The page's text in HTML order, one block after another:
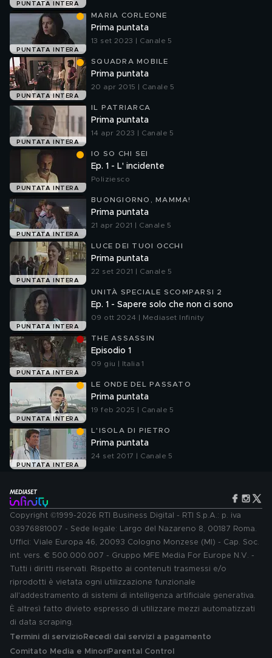
PUNTATA INTERA
PUNTATA INTERA
MARIA CORLEONE
Prima puntata
13 set 2023 | Canale 5
PUNTATA INTERA
SQUADRA MOBILE
Prima puntata
20 apr 2015 | Canale 5
PUNTATA INTERA
IL PATRIARCA
Prima puntata
14 apr 2023 | Canale 5
PUNTATA INTERA
IO SO CHI SEI
Ep. 1 - L' incidente
Poliziesco
PUNTATA INTERA
BUONGIORNO, MAMMA!
Prima puntata
21 apr 2021 | Canale 5
PUNTATA INTERA
LUCE DEI TUOI OCCHI
Prima puntata
22 set 2021 | Canale 5
PUNTATA INTERA
UNITÀ SPECIALE SCOMPARSI 2
Ep. 1 - Sapere solo che non ci sono
09 ott 2024 | Mediaset Infinity
PUNTATA INTERA
THE ASSASSIN
Episodio 1
09 giu | Italia 1
PUNTATA INTERA
LE ONDE DEL PASSATO
Prima puntata
19 feb 2025 | Canale 5
PUNTATA INTERA
L'ISOLA DI PIETRO
Prima puntata
24 set 2017 | Canale 5
Copyright ©1999-2026 RTI Business Digital - RTI S.p.A.: p. iva
03976881007 - Sede legale: Largo del Nazareno 8, 00187 Roma.
Uffici: Viale Europa 46, 20093 Cologno Monzese (MI) - Cap. Soc.
int. vers. € 500.000.007 - Gruppo MFE Media For Europe N.V. -
Tutti i diritti riservati. Rispetto ai contenuti trasmessi e/o
riprodotti è vietata ogni utilizzazione funzionale
all'addestramento di sistemi di intelligenza artificiale generativa.
È altresì fatto divieto espresso di utilizzare mezzi automatizzati
di data scraping.
Termini di servizio Recedi dai servizi a pagamento
Comitato Media e MinoriParental Control